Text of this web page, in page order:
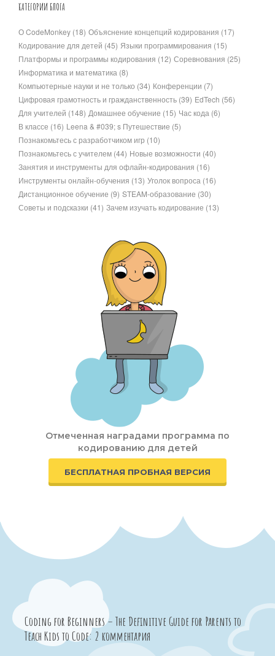
КАТЕГОРИИ БЛОГА
О CodeMonkey (18) Объяснение концепций кодирования (17)
Кодирование для детей (45) Языки программирования (15)
Платформы и программы кодирования (12) Соревнования (25)
Информатика и математика (8)
Компьютерные науки и не только (34) Конференции (7)
Цифровая грамотность и гражданственность (39) EdTech (56)
Для учителей (148) Домашнее обучение (15) Час кода (6)
В классе (16) Leena & #039; s Путешествие (5)
Познакомьтесь с разработчиком игр (10)
Познакомьтесь с учителем (44) Новые возможности (40)
Занятия и инструменты для офлайн-кодирования (16)
Инструменты онлайн-обучения (13) Уголок вопроса (16)
Дистанционное обучение (9) STEAM-образование (30)
Советы и подсказки (41) Зачем изучать кодирование (13)
Отмеченная наградами программа по
кодированию для детей
БЕСПЛАТНАЯ ПРОБНАЯ ВЕРСИЯ
Coding for Beginners – The Definitive Guide for Parents to
Teach Kids to Code: 2 комментария